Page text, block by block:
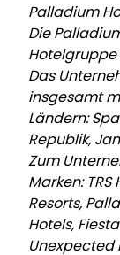
Palladium
Die
Hotelgruppe
Das
insgesamt
Ländern:
Republik,
Zum
Marken:
Resorts,
Hotels,
Unexpected